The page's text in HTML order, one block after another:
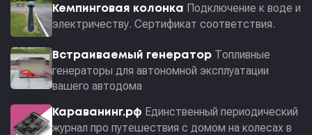
Кемпинговая колонка Подключение к воде и
электричеству. Сертификат соответствия.
Встраиваемый генератор Топливные
генераторы для автономной эксплуатации
вашего автодома
Караванинг.рф Единственный периодический
журнал про путешествия с домом на колесах в